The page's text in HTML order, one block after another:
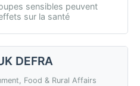
sensibles peuvent
sur la santé
DEFRA
Food & Rural Affairs